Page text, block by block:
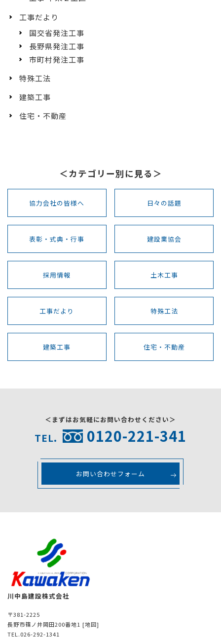
工事だより
国交省発注工事
長野県発注工事
市町村発注工事
特殊工法
建築工事
住宅・不動産
＜カテゴリー別に見る＞
協力会社の皆様へ 日々の話題
表彰・式典・行事 建設業協会
採用情報 土木工事
工事だより 特殊工法
建築工事 住宅・不動産
＜まずはお気軽にお問い合わせください＞
TEL. 0120-221-341
お問い合わせフォーム
川中島建設株式会社
〒381-2225
長野市篠ノ井岡田200番地1 [地図]
TEL.026-292-1341